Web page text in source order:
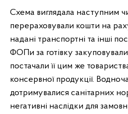
Схема виглядала наступним
перераховували кошти на
надані транспортні та інші
ФОПи за готівку
постачали її цим же
консервної продукції.
дотримувалися санітарних
негативні наслідки для